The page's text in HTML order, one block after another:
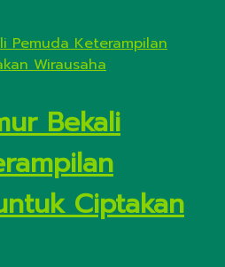
Bekali
Ciptakan